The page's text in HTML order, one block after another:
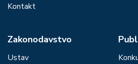
Kontakt
Zakonodavstvo
Ustav